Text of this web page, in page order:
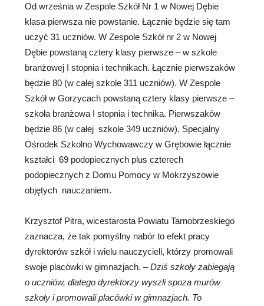
Od września w Zespole Szkół Nr 1 w Nowej Dębie
klasa pierwsza nie powstanie. Łącznie będzie się tam
uczyć 31 uczniów. W Zespole Szkół nr 2 w Nowej
Dębie powstaną cztery klasy pierwsze – w szkole
branżowej I stopnia i technikach. Łącznie pierwszaków
będzie 80 (w całej szkole 311 uczniów). W Zespole
Szkół w Gorzycach powstaną cztery klasy pierwsze –
szkoła branżowa I stopnia i technika. Pierwszaków
będzie 86 (w całej szkole 349 uczniów). Specjalny
Ośrodek Szkolno Wychowawczy w Grębowie łącznie
kształci 69 podopiecznych plus czterech
podopiecznych z Domu Pomocy w Mokrzyszowie
objętych nauczaniem.
Krzysztof Pitra, wicestarosta Powiatu Tarnobrzeskiego
zaznacza, że tak pomyślny nabór to efekt pracy
dyrektorów szkół i wielu nauczycieli, którzy promowali
swoje placówki w gimnazjach. – Dziś szkoły zabiegają
o uczniów, dlatego dyrektorzy wyszli spoza murów
szkoły i promowali placówki w gimnazjach. To